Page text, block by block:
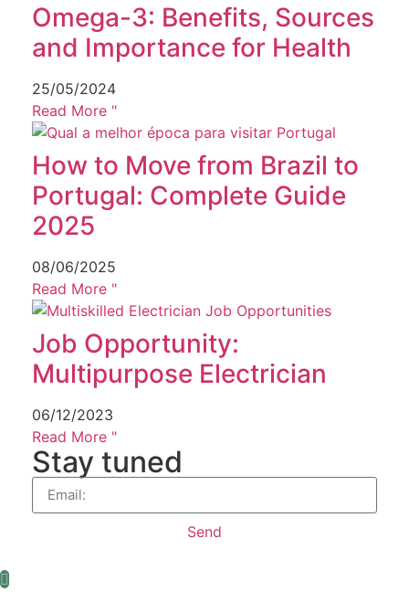
Omega-3: Benefits, Sources
and Importance for Health
25/05/2024
Read More "
How to Move from Brazil to
Portugal: Complete Guide
2025
08/06/2025
Read More "
Job Opportunity:
Multipurpose Electrician
06/12/2023
Read More "
Stay tuned
Send